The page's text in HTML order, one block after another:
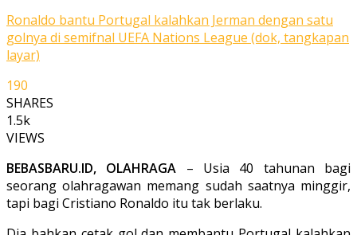
Ronaldo bantu Portugal kalahkan Jerman dengan satu
golnya di semifnal UEFA Nations League (dok, tangkapan
layar)
190
SHARES
1.5k
VIEWS
BEBASBARU.ID, OLAHRAGA – Usia 40 tahunan bagi
seorang olahragawan memang sudah saatnya minggir,
tapi bagi Cristiano Ronaldo itu tak berlaku.